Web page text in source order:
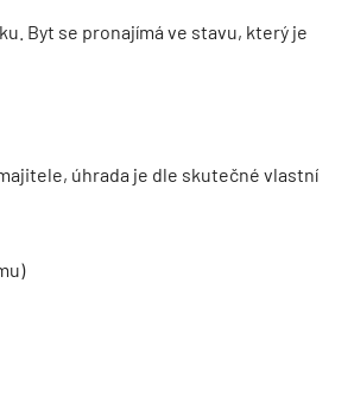
Byt se pronajímá ve stavu, který je
úhrada je dle skutečné vlastní